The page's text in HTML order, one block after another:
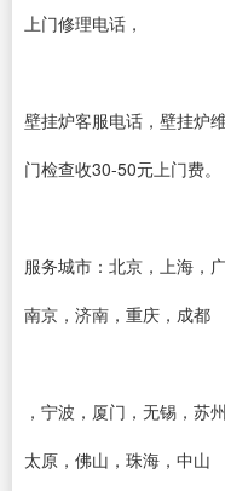
上门修理电话，
壁挂炉客服电话，壁挂炉
门检查收30-50元上门费。
服务城市：北京，上海，
南京，济南，重庆，成都
，宁波，厦门，无锡，苏
太原，佛山，珠海，中山